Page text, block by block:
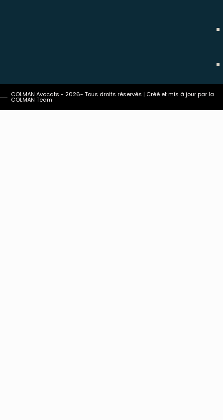
COLMAN Avocats - 2026- Tous droits réservés | Créé et mis à jour par la
COLMAN Team